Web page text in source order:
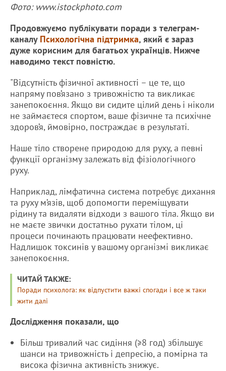
Фото: www.istockphoto.com
Продовжуємо публікувати поради з телеграм-
каналу Психологічна підтримка, який є зараз
дуже корисним для багатьох українців. Нижче
наводимо текст повністю.
"Відсутність фізичної активності – це те, що
напряму пов’язано з тривожністю та викликає
занепокоєння. Якщо ви сидите цілий день і ніколи
не займаєтеся спортом, ваше фізичне та психічне
здоров’я, ймовірно, постраждає в результаті.
Наше тіло створене природою для руху, а певні
функції організму залежать від фізіологічного
руху.
Наприклад, лімфатична система потребує дихання
та руху м’язів, щоб допомогти переміщувати
рідину та видаляти відходи з вашого тіла. Якщо ви
не маєте звички достатньо рухати тілом, ці
процеси починають працювати неефективно.
Надлишок токсинів у вашому організмі викликає
занепокоєння.
ЧИТАЙ ТАКЖЕ:
Поради психолога: як відпустити важкі спогади і все ж таки
жити далі
‍Дослідження показали, що
Більш тривалий час сидіння (≥8 год) збільшує
шанси на тривожність і депресію, а помірна та
висока фізична активність знижує.